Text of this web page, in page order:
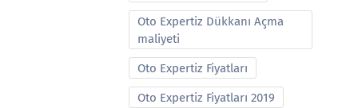
Oto Expertiz Dükkanı Açma
maliyeti
Oto Expertiz Fiyatları
Oto Expertiz Fiyatları 2019